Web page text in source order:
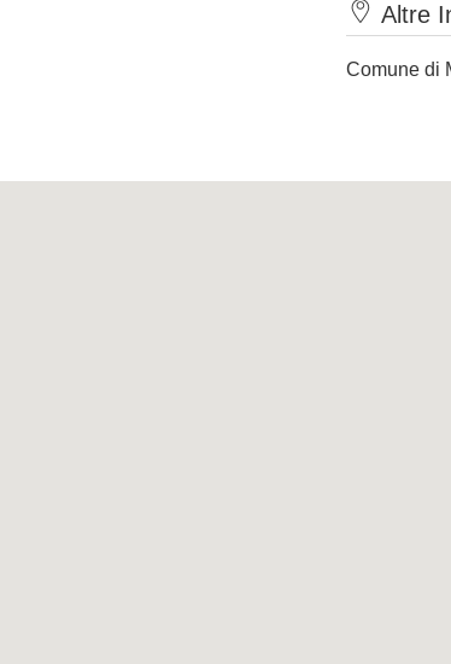
Altre
Comune di